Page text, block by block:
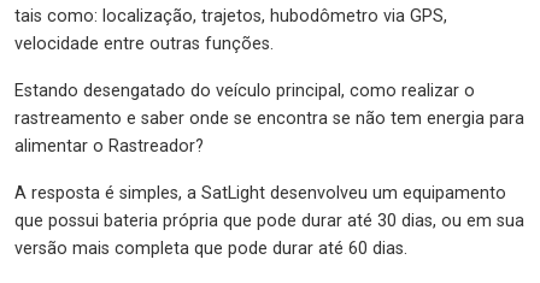
tais como: localização, trajetos, hubodômetro via GPS,
velocidade entre outras funções.
Estando desengatado do veículo principal, como realizar o
rastreamento e saber onde se encontra se não tem energia para
alimentar o Rastreador?
A resposta é simples, a SatLight desenvolveu um equipamento
que possui bateria própria que pode durar até 30 dias, ou em sua
versão mais completa que pode durar até 60 dias.